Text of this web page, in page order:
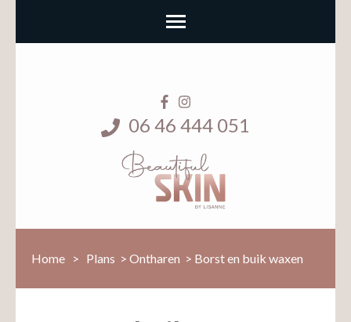
06 46 444 051
Home > Plans > Ontharen > Borst en buik waxen